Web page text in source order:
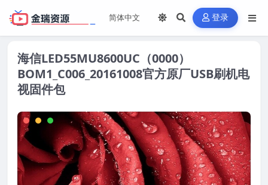
登录
海信LED55MU8600UC（0000）
BOM1_C006_20161008官方原厂USB刷机电
视固件包